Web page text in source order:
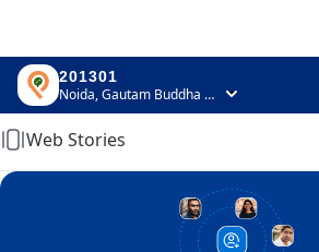
201301
Noida, Gautam Buddha Nagar, Uttar Pradesh
Home
Web Stories